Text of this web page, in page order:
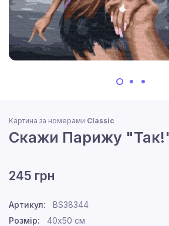
Картина за номерами Classic
Скажи Парижу
245 грн
Артикул:
BS38344
Розмір:
40x50 см